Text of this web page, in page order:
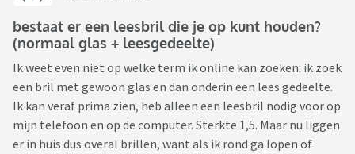
bestaat er een leesbril die je op kunt houden?
(normaal glas + leesgedeelte)
Ik weet even niet op welke term ik online kan zoeken: ik zoek
een bril met gewoon glas en dan onderin een lees gedeelte.
Ik kan veraf prima zien, heb alleen een leesbril nodig voor op
mijn telefoon en op de computer. Sterkte 1,5. Maar nu liggen
er in huis dus overal brillen, want als ik rond ga lopen of